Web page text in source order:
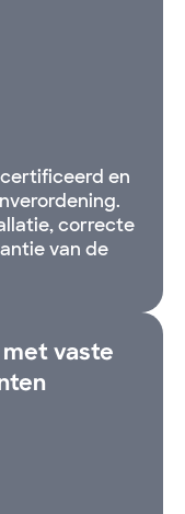
en
correcte
van de
vaste